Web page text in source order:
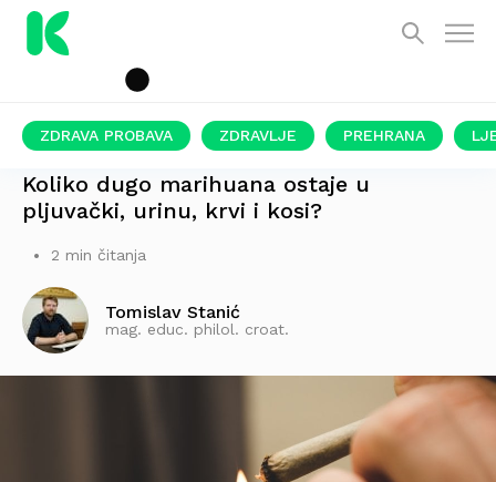
ZDRAVA PROBAVA ZDRAVLJE PREHRANA
Koliko dugo marihuana ostaje u
pljuvački, urinu, krvi i kosi?
2 min čitanja
Tomislav Stanić
mag. educ. philol. croat.